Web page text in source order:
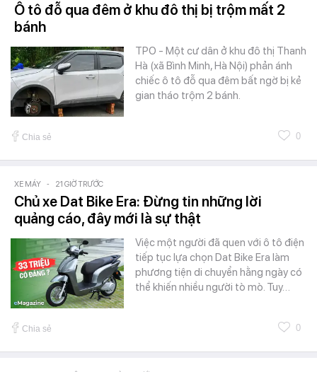
Ô tô đỗ qua đêm ở khu đô thị bị trộm mất 2
bánh
TPO - Một cư dân ở khu đô thị Thanh
Hà (xã Bình Minh, Hà Nội) phản ánh
chiếc ô tô đỗ qua đêm bất ngờ bị kẻ
gian tháo trộm 2 bánh.
Chia sẻ 0
XE MÁY - 21 GIỜ TRƯỚC
Chủ xe Dat Bike Era: Đừng tin những lời
quảng cáo, đây mới là sự thật
Việc một người đã quen với ô tô điện
tiếp tục lựa chọn Dat Bike Era làm
phương tiện di chuyển hằng ngày có
thể khiến nhiều người tò mò. Tuy…
Chia sẻ 0